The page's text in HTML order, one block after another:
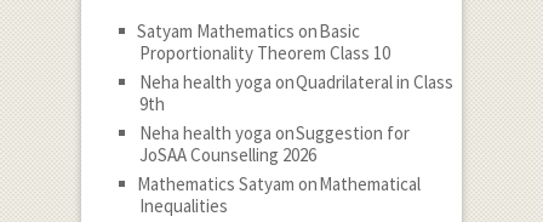
Satyam Mathematics onBasic
Proportionality Theorem Class 10
Neha health yoga onQuadrilateral in Class
9th
Neha health yoga onSuggestion for
JoSAA Counselling 2026
Mathematics Satyam onMathematical
Inequalities